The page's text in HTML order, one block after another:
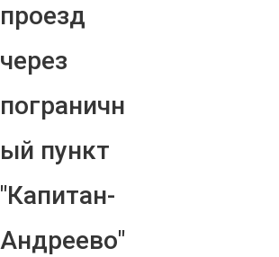
проезд
через
пограничн
ый пункт
"Капитан-
Андреево"